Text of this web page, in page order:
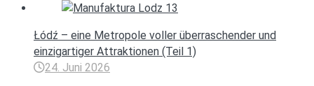
Łódź – eine Metropole voller überraschender und
einzigartiger Attraktionen (Teil 1)
24. Juni 2026